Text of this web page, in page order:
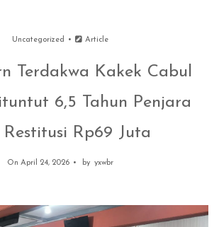
Uncategorized Article
Terdakwa Kakek Cabul
6,5 Tahun Penjara
Rp69 Juta
On April 24, 2026 by yxwbr